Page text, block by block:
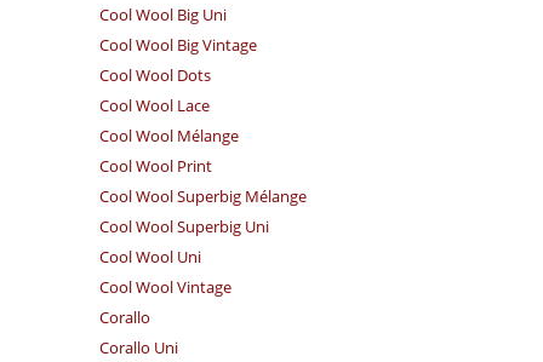
Cool Wool Big Uni
Cool Wool Big Vintage
Cool Wool Dots
Cool Wool Lace
Cool Wool Mélange
Cool Wool Print
Cool Wool Superbig Mélange
Cool Wool Superbig Uni
Cool Wool Uni
Cool Wool Vintage
Corallo
Corallo Uni